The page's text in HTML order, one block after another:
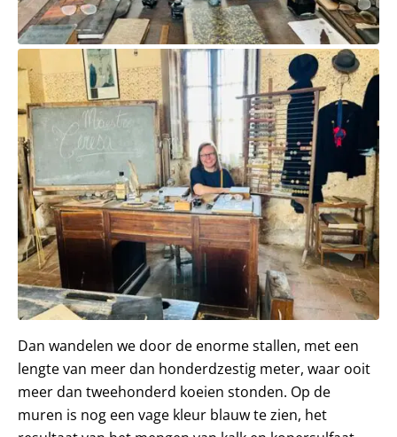
Dan wandelen we door de enorme stallen, met een
lengte van meer dan honderdzestig meter, waar ooit
meer dan tweehonderd koeien stonden. Op de
muren is nog een vage kleur blauw te zien, het